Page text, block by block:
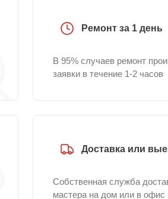
Ремонт за 1 день
В 95% случаев ремонт
заявки в течение 1-2 часов
Доставка или
Собственная служба
мастера на дом или в офис